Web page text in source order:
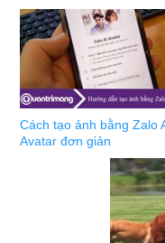
Cách tạo ảnh bằng Zalo
Avatar đơn giản